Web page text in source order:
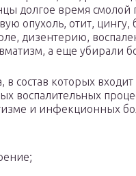
долгое время смолой
опухоль, отит, цингу,
дизентерию,
а еще убирали
состав которых
воспалительных
и инфекционных